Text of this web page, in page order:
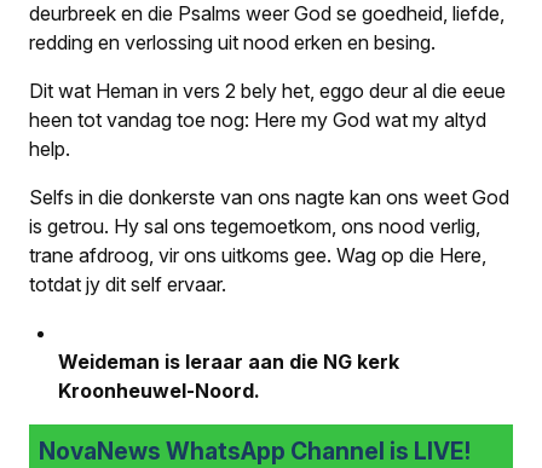
deurbreek en die Psalms weer God se goedheid, liefde,
redding en verlossing uit nood erken en besing.
Dit wat Heman in vers 2 bely het, eggo deur al die eeue
heen tot vandag toe nog: Here my God wat my altyd
help.
Selfs in die donkerste van ons nagte kan ons weet God
is getrou. Hy sal ons tegemoetkom, ons nood verlig,
trane afdroog, vir ons uitkoms gee. Wag op die Here,
totdat jy dit self ervaar.
Weideman is leraar aan die NG kerk
Kroonheuwel-Noord.
NovaNews WhatsApp Channel is LIVE!